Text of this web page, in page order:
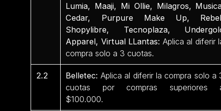
Lumia, Maaji, Mi Ollie, Milagros,
Cedar, Purpure Make Up,
Shopylibre, Tecnoplaza,
Apparel, Virtual LLantas: Aplica al diferir
compra solo a 3 cuotas.
2.2 Belletec: Aplica al diferir la compra solo a
cuotas por compras superiores
$100.000.